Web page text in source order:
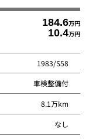
184.6万円
10.4万円
1983/S58
車検整備付
8.1万km
なし